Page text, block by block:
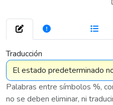
Traducción
Palabras entre símbolos %,
no se deben eliminar, ni